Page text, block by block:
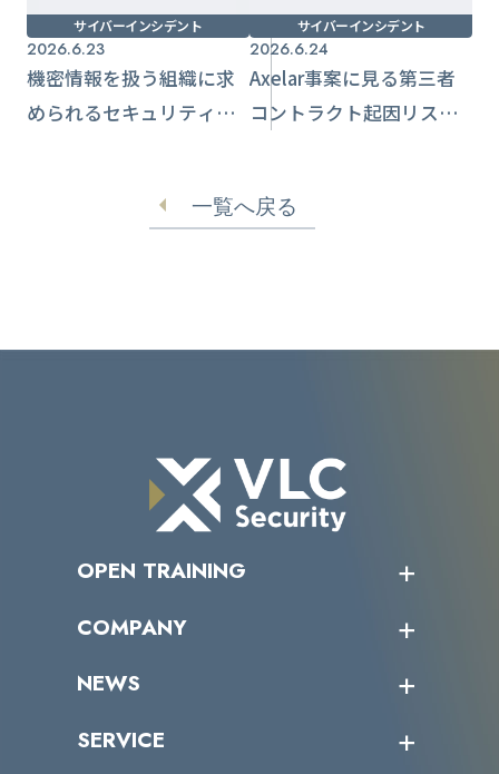
サイバーインシデント
2026.6.23
機密情報を扱う組織に求
められるセキュリティ強
サイバーインシデント
2026.6.24
Axelar事案に見る第三者
コントラクト起因リスク
一覧へ戻る
OPEN TRAINING
受講者の声
COMPANY
トップメッセージ
ミッション／ビジョン
NEWS
サイバーニュース
SERVICE